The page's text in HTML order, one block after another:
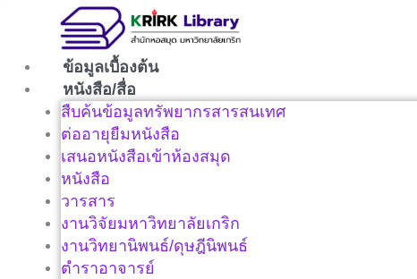
ข้อมูลเบื้องต้น
หนังสือ/สื่อ
สืบค้นข้อมูลทรัพยากรสารสนเทศ
ต่ออายุยืมหนังสือ
เสนอหนังสือเข้าห้องสมุด
หนังสือ
วารสาร
งานวิจัยมหาวิทยาลัยเกริก
งานวิทยานิพนธ์/ดุษฎีนิพนธ์
ตำราอาจารย์